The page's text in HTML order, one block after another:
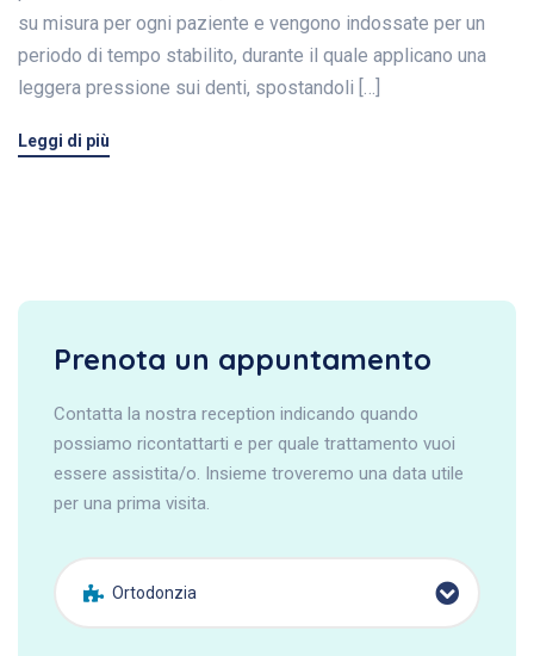
su misura per ogni paziente e vengono indossate per un
periodo di tempo stabilito, durante il quale applicano una
leggera pressione sui denti, spostandoli […]
Leggi di più
Prenota un appuntamento
Contatta la nostra reception indicando quando
possiamo ricontattarti e per quale trattamento vuoi
essere assistita/o. Insieme troveremo una data utile
per una prima visita.
Ortodonzia